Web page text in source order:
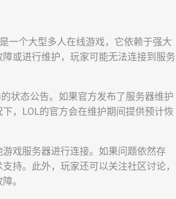
一个大型多人在线游戏，它依赖于强大
或进行维护，玩家可能无法连接到服务
状态公告。如果官方发布了服务器维护
，LOL的官方会在维护期间提供预计恢
戏服务器进行连接。如果问题依然存
持。此外，玩家还可以关注社区讨论，
。